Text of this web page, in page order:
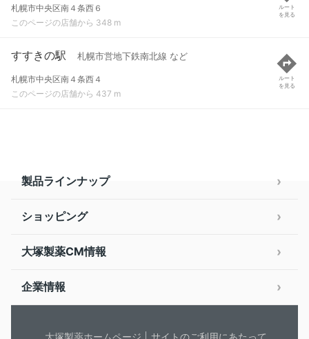
札幌市中央区南４条西６
このページの店舗から 348 m
ルート
を見る
すすきの駅 札幌市営地下鉄南北線 など
札幌市中央区南４条西４
このページの店舗から 437 m
ルート
を見る
製品ラインナップ
ショッピング
大塚製薬CM情報
企業情報